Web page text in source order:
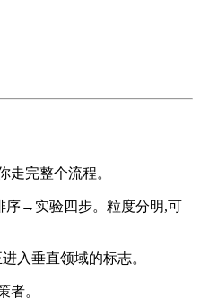
走完整个流程。
序→实验四步。粒度分明,可
入垂直领域的标志。
。